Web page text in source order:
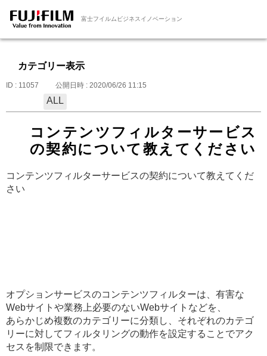
富士フイルムビジネスイノベーション
カテゴリー表示
ID : 11057 公開日時 : 2020/06/26 11:15
ALL
コンテンツフィルターサービス
の契約について教えてください
コンテンツフィルターサービスの契約について教えてくだ
さい
オプションサービスのコンテンツフィルターは、有害な
Webサイトや業務上必要のないWebサイトなどを、
あらかじめ複数のカテゴリーに分類し、それぞれのカテゴ
リーに対してフィルタリングの動作を設定することでアク
セスを制限できます。